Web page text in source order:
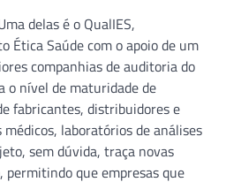
delas é o QualIES,
Ética Saúde com o apoio de um
companhias de auditoria do
o nível de maturidade de
fabricantes, distribuidores e
laboratórios de análises
sem dúvida, traça novas
permitindo que empresas que